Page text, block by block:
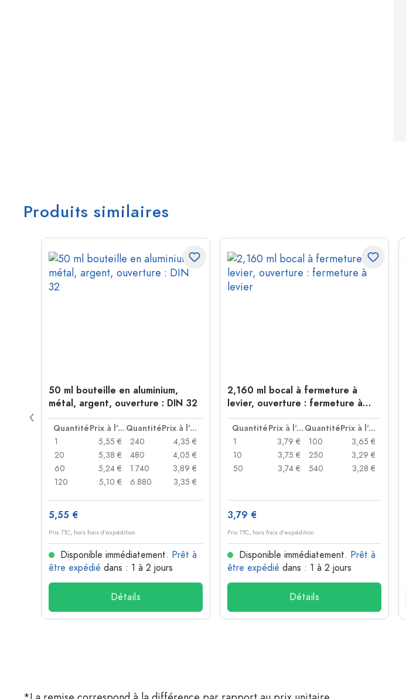
Produits similaires
50 ml bouteille en aluminium,
métal, argent, ouverture : DIN 32
Quantité Prix à l'unité Quantité
Prix à l'unité
1
5,55 €
20
5,38 €
60
5,24 €
120
5,10 €
240
4,35 €
480
4,05 €
1.740
3,89 €
6.880
3,35 €
5,55 €
Prix TTC, hors frais d'expédition
Disponible immédiatement. Prêt à
être expédié dans : 1 à 2 jours
Détails
2,160 ml bocal à fermeture à
levier, ouverture : fermeture à
levier
Quantité Prix à l'unité Quantité
Prix à l'unité
1
3,79 €
10
3,75 €
50
3,74 €
100
3,65 €
250
3,29 €
540
3,28 €
3,79 €
Prix TTC, hors frais d'expédition
Disponible immédiatement. Prêt à
être expédié dans : 1 à 2 jours
Détails